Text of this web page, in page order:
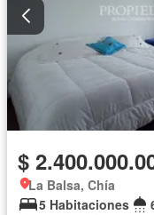
$
La Balsa, Chía
5 Habitaciones